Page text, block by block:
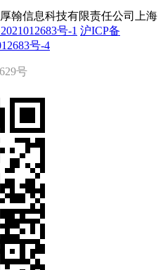
厚翰信息科技有限责任公司上海
号-1 沪ICP备
号-4
号